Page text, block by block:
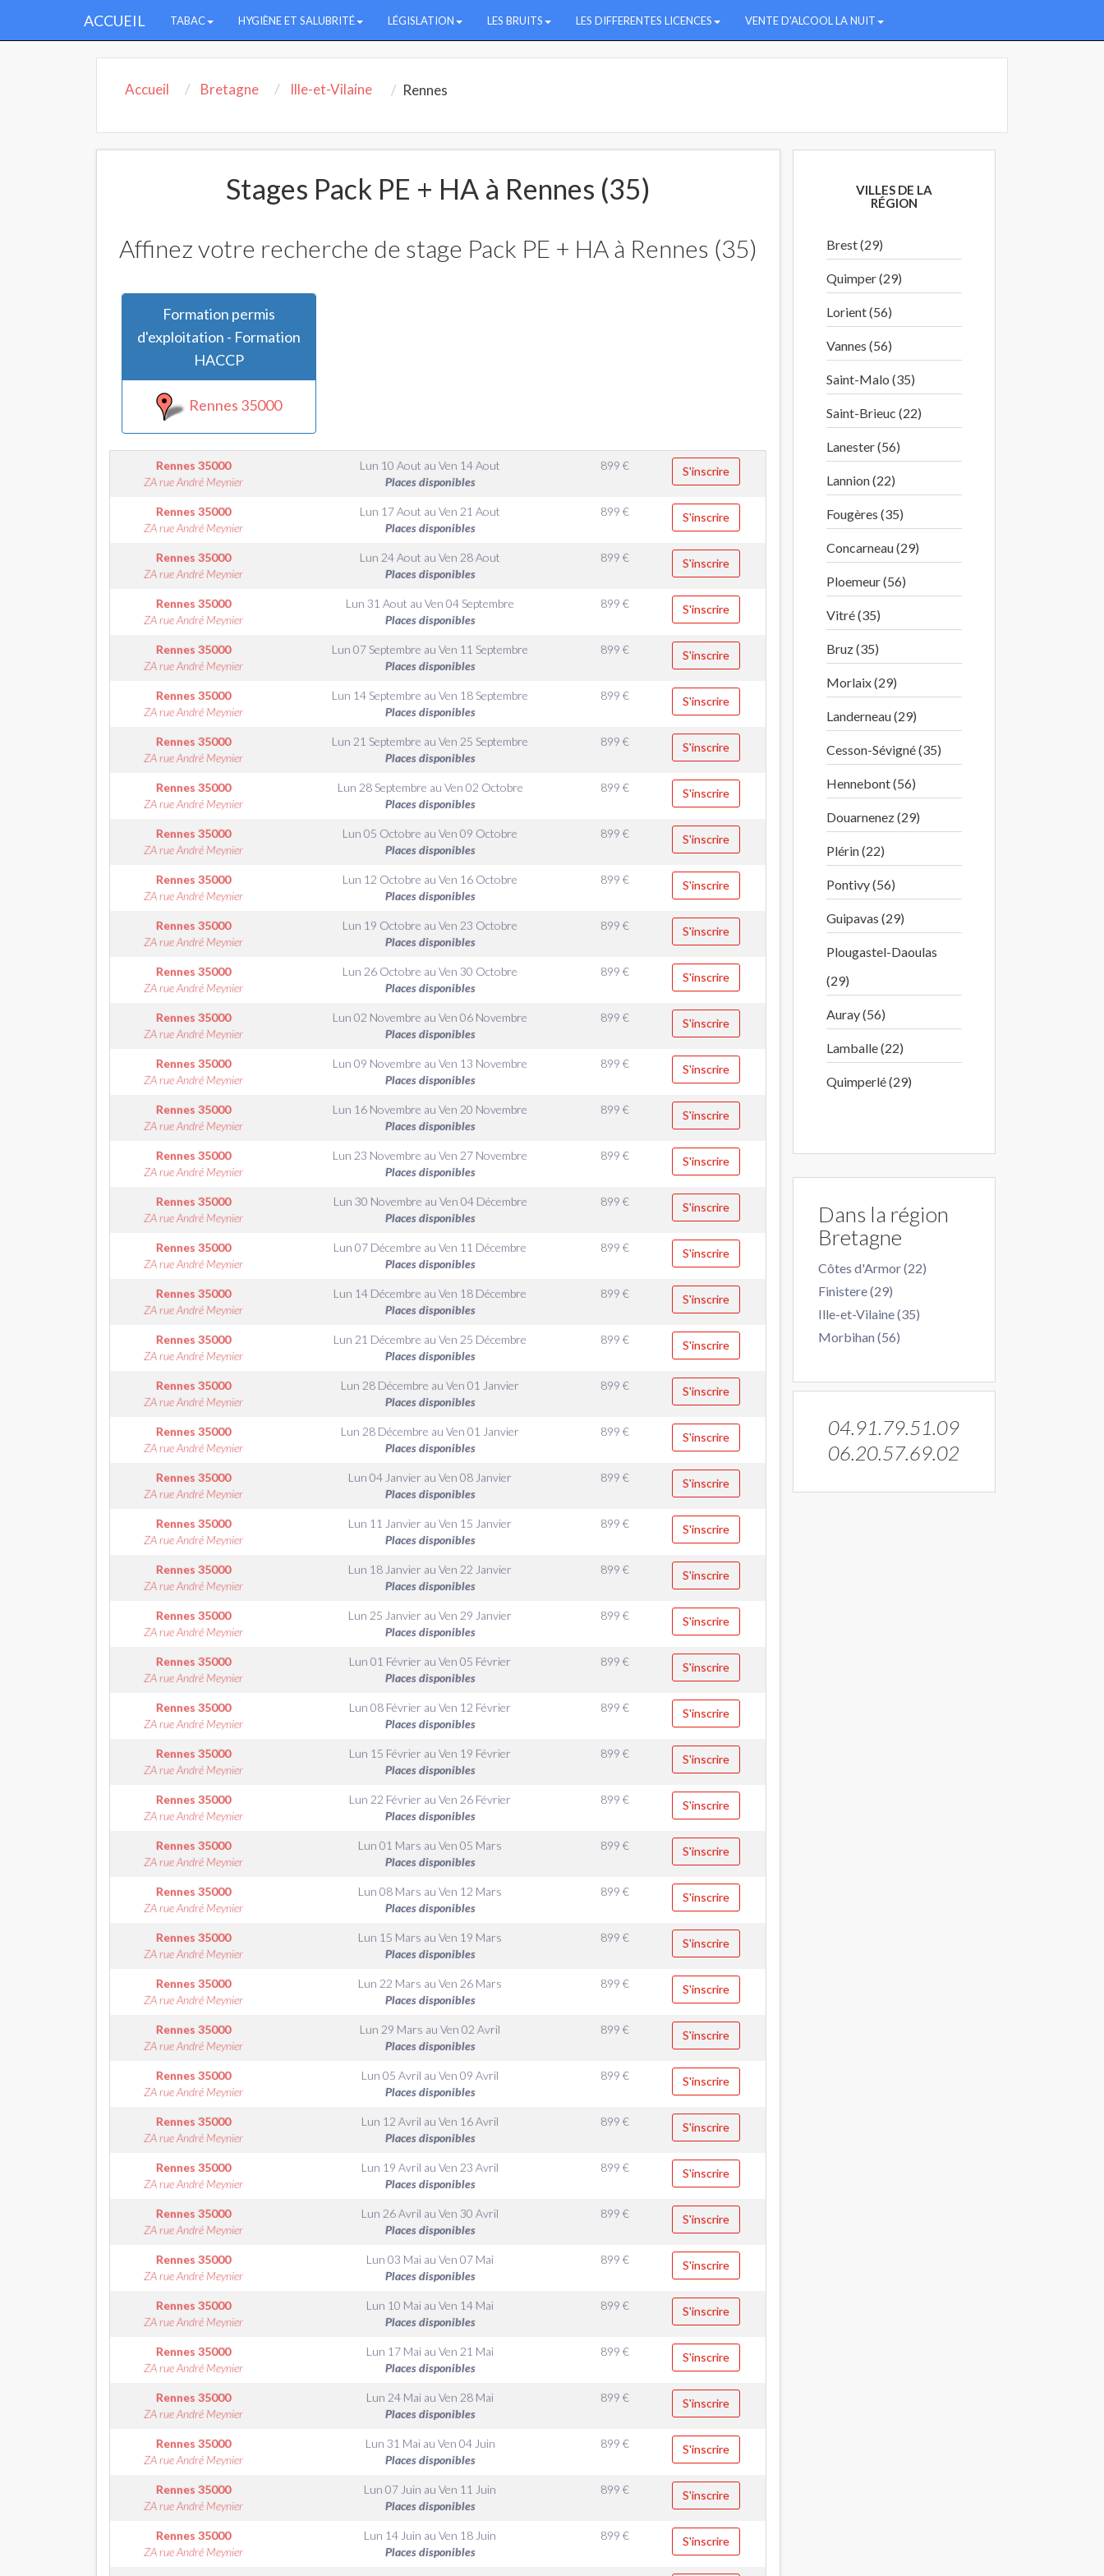
ACCUEIL TABAC HYGIÈNE ET SALUBRITÉ LÉGISLATION LES BRUITS LES DIFFERENTES LICENCES VENTE D'ALCOOL LA NUIT
Accueil Bretagne Ille-et-Vilaine Rennes
Stages Pack PE + HA à Rennes (35)
Affinez votre recherche de stage Pack PE + HA à Rennes (35)
Formation permis
d'exploitation - Formation
HACCP
Rennes 35000
Rennes 35000
ZA rue André Meynier
Lun 10 Aout auVen 14 Aout
Places disponibles
899€ S'inscrire
Rennes 35000
ZA rue André Meynier
Lun 17 Aout auVen 21 Aout
Places disponibles
899€ S'inscrire
Rennes 35000
ZA rue André Meynier
Lun 24 Aout auVen 28 Aout
Places disponibles
899€ S'inscrire
Rennes 35000
ZA rue André Meynier
Lun 31 Aout auVen 04 Septembre
Places disponibles
899€ S'inscrire
Rennes 35000
ZA rue André Meynier
Lun 07 Septembre auVen 11 Septembre
Places disponibles
899€ S'inscrire
Rennes 35000
ZA rue André Meynier
Lun 14 Septembre auVen 18 Septembre
Places disponibles
899€ S'inscrire
Rennes 35000
ZA rue André Meynier
Lun 21 Septembre auVen 25 Septembre
Places disponibles
899€ S'inscrire
Rennes 35000
ZA rue André Meynier
Lun 28 Septembre au Ven 02 Octobre
Places disponibles
899€ S'inscrire
Rennes 35000
ZA rue André Meynier
Lun 05 Octobre auVen 09 Octobre
Places disponibles
899€ S'inscrire
Rennes 35000
ZA rue André Meynier
Lun 12 Octobre auVen 16 Octobre
Places disponibles
899€ S'inscrire
Rennes 35000
ZA rue André Meynier
Lun 19 Octobre auVen 23 Octobre
Places disponibles
899€ S'inscrire
Rennes 35000
ZA rue André Meynier
Lun 26 Octobre auVen 30 Octobre
Places disponibles
899€ S'inscrire
Rennes 35000
ZA rue André Meynier
Lun 02 Novembre auVen 06 Novembre
Places disponibles
899€ S'inscrire
Rennes 35000
ZA rue André Meynier
Lun 09 Novembre auVen 13 Novembre
Places disponibles
899€ S'inscrire
Rennes 35000
ZA rue André Meynier
Lun 16 Novembre auVen 20 Novembre
Places disponibles
899€ S'inscrire
Rennes 35000
ZA rue André Meynier
Lun 23 Novembre auVen 27 Novembre
Places disponibles
899€ S'inscrire
Rennes 35000
ZA rue André Meynier
Lun 30 Novembre au Ven 04 Décembre
Places disponibles
899€ S'inscrire
Rennes 35000
ZA rue André Meynier
Lun 07 Décembre auVen 11 Décembre
Places disponibles
899€ S'inscrire
Rennes 35000
ZA rue André Meynier
Lun 14 Décembre auVen 18 Décembre
Places disponibles
899€ S'inscrire
Rennes 35000
ZA rue André Meynier
Lun 21 Décembre auVen 25 Décembre
Places disponibles
899€ S'inscrire
Rennes 35000
ZA rue André Meynier
Lun 28 Décembre auVen 01 Janvier
Places disponibles
899€ S'inscrire
Rennes 35000
ZA rue André Meynier
Lun 28 Décembre auVen 01 Janvier
Places disponibles
899€ S'inscrire
Rennes 35000
ZA rue André Meynier
Lun 04 Janvier auVen 08 Janvier
Places disponibles
899€ S'inscrire
Rennes 35000
ZA rue André Meynier
Lun 11 Janvier auVen 15 Janvier
Places disponibles
899€ S'inscrire
Rennes 35000
ZA rue André Meynier
Lun 18 Janvier auVen 22 Janvier
Places disponibles
899€ S'inscrire
Rennes 35000
ZA rue André Meynier
Lun 25 Janvier auVen 29 Janvier
Places disponibles
899€ S'inscrire
Rennes 35000
ZA rue André Meynier
Lun 01 Février auVen 05 Février
Places disponibles
899€ S'inscrire
Rennes 35000
ZA rue André Meynier
Lun 08 Février auVen 12 Février
Places disponibles
899€ S'inscrire
Rennes 35000
ZA rue André Meynier
Lun 15 Février auVen 19 Février
Places disponibles
899€ S'inscrire
Rennes 35000
ZA rue André Meynier
Lun 22 Février auVen 26 Février
Places disponibles
899€ S'inscrire
Rennes 35000
ZA rue André Meynier
Lun 01 Mars auVen 05 Mars
Places disponibles
899€ S'inscrire
Rennes 35000
ZA rue André Meynier
Lun 08 Mars auVen 12 Mars
Places disponibles
899€ S'inscrire
Rennes 35000
ZA rue André Meynier
Lun 15 Mars auVen 19 Mars
Places disponibles
899€ S'inscrire
Rennes 35000
ZA rue André Meynier
Lun 22 Mars auVen 26 Mars
Places disponibles
899€ S'inscrire
Rennes 35000
ZA rue André Meynier
Lun 29 Mars auVen 02 Avril
Places disponibles
899€ S'inscrire
Rennes 35000
ZA rue André Meynier
Lun 05 Avril auVen 09 Avril
Places disponibles
899€ S'inscrire
Rennes 35000
ZA rue André Meynier
Lun 12 Avril auVen 16 Avril
Places disponibles
899€ S'inscrire
Rennes 35000
ZA rue André Meynier
Lun 19 Avril auVen 23 Avril
Places disponibles
899€ S'inscrire
Rennes 35000
ZA rue André Meynier
Lun 26 Avril auVen 30 Avril
Places disponibles
899€ S'inscrire
Rennes 35000
ZA rue André Meynier
Lun 03 Mai auVen 07 Mai
Places disponibles
899€ S'inscrire
Rennes 35000
ZA rue André Meynier
Lun 10 Mai auVen 14 Mai
Places disponibles
899€ S'inscrire
Rennes 35000
ZA rue André Meynier
Lun 17 Mai auVen 21 Mai
Places disponibles
899€ S'inscrire
Rennes 35000
ZA rue André Meynier
Lun 24 Mai auVen 28 Mai
Places disponibles
899€ S'inscrire
Rennes 35000
ZA rue André Meynier
Lun 31 Maiau Ven 04 Juin
Places disponibles
899€ S'inscrire
Rennes 35000
ZA rue André Meynier
Lun 07 Juin auVen 11 Juin
Places disponibles
899€ S'inscrire
Rennes 35000
ZA rue André Meynier
Lun 14 Juin auVen 18 Juin
Places disponibles
899€ S'inscrire
VILLES DE LA
RÉGION
Brest (29)
Quimper (29)
Lorient (56)
Vannes (56)
Saint-Malo (35)
Saint-Brieuc (22)
Lanester (56)
Lannion (22)
Fougères (35)
Concarneau (29)
Ploemeur (56)
Vitré (35)
Bruz (35)
Morlaix (29)
Landerneau (29)
Cesson-Sévigné (35)
Hennebont (56)
Douarnenez (29)
Plérin (22)
Pontivy (56)
Guipavas (29)
Plougastel-Daoulas
(29)
Auray (56)
Lamballe (22)
Quimperlé (29)
Dans la région
Bretagne
Côtes d'Armor (22)
Finistere (29)
Ille-et-Vilaine (35)
Morbihan (56)
04.91.79.51.09
06.20.57.69.02